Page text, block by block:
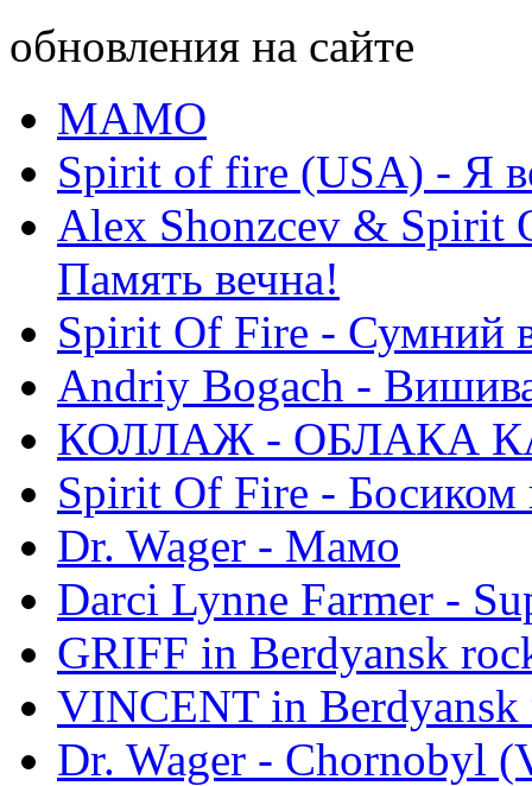
обновления на сайте
МАМО
Spirit of fire (USA) - Я
Alex Shonzcev & Spirit
Память вечна!
Spirit Of Fire - Сумний
Andriy Bogach -
КОЛЛАЖ - ОБЛАКА
Spirit Of Fire - Босиком
Dr. Wager - Мамо
Darci Lynne Farmer -
GRIFF in Berdyansk
VINCENT in
Dr. Wager - Chornobyl